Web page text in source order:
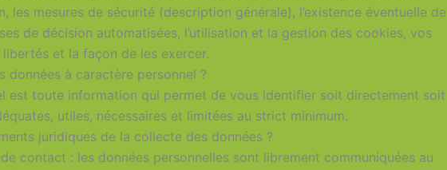
mesures de sécurité (description générale), l’existence éventuelle de
de décision automatisées, l’utilisation et la gestion des cookies, vos
et la façon de les exercer.
à caractère personnel ?
est toute information qui permet de vous identifier soit directement soit
utiles, nécessaires et limitées au strict minimum.
juridiques de la collecte des données ?
contact : les données personnelles sont librement communiquées au